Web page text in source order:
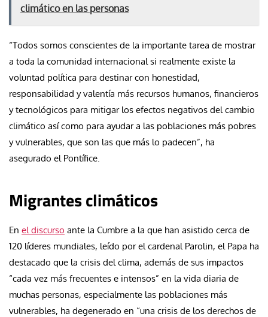
climático en las personas
“Todos somos conscientes de la importante tarea de mostrar
a toda la comunidad internacional si realmente existe la
voluntad política para destinar con honestidad,
responsabilidad y valentía más recursos humanos, financieros
y tecnológicos para mitigar los efectos negativos del cambio
climático así como para ayudar a las poblaciones más pobres
y vulnerables, que son las que más lo padecen”, ha
asegurado el Pontífice.
Migrantes climáticos
En el discurso ante la Cumbre a la que han asistido cerca de
120 líderes mundiales, leído por el cardenal Parolin, el Papa ha
destacado que la crisis del clima, además de sus impactos
“cada vez más frecuentes e intensos” en la vida diaria de
muchas personas, especialmente las poblaciones más
vulnerables, ha degenerado en “una crisis de los derechos de